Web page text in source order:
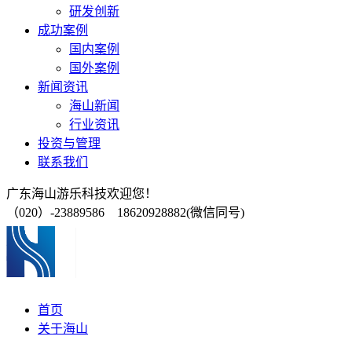
研发创新
成功案例
国内案例
国外案例
新闻资讯
海山新闻
行业资讯
投资与管理
联系我们
广东海山游乐科技欢迎您！
（020）-23889586 18620928882(微信同号)
首页
关于海山